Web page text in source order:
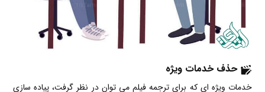
حذف خدمات ویژه
خدمات ویژه ای که برای ترجمه فیلم می توان در نظر گرفت، پیاده سازی